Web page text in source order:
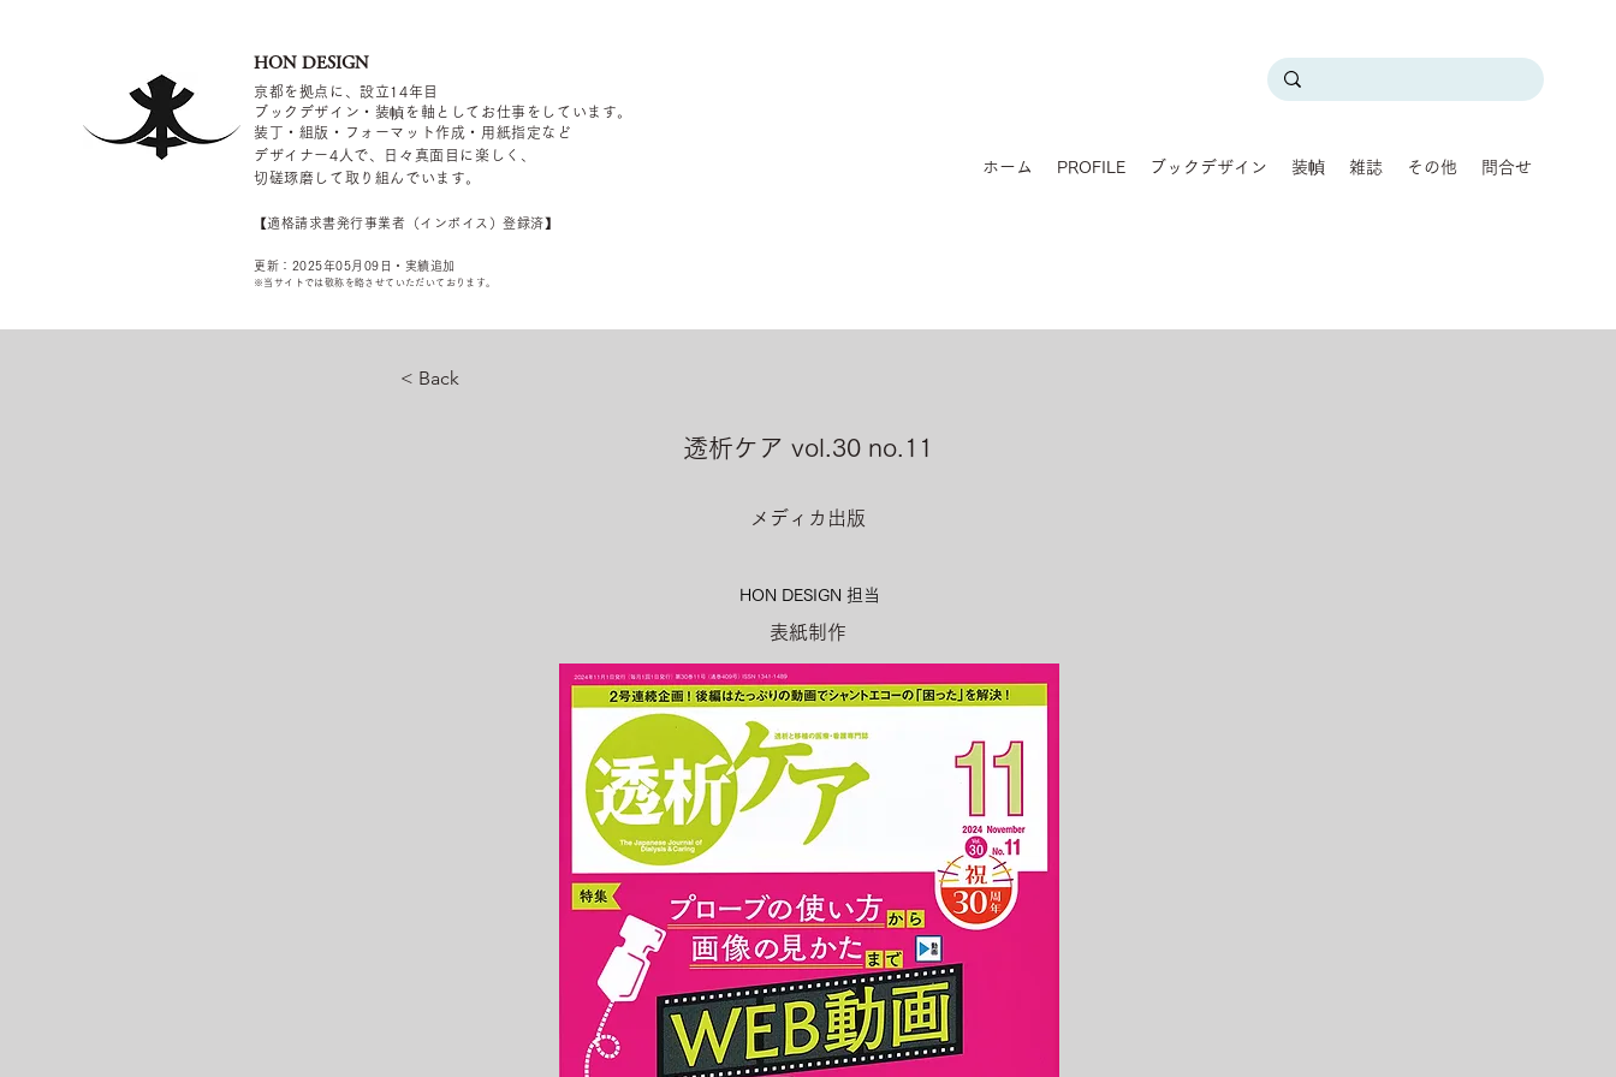
HON DESIGN
京都を拠点に、設立14年目
ブックデザイン・装幀を軸としてお仕事をしています。
装丁・組版・フォーマット作成・用紙指定など
デザイナー4 人で、日々真面目に楽しく、
切磋琢磨して取り組んでいます。
​【適格請求書発行事業者（インボイス）登録済】
更新：2025年05 月09 日・実績追加
​※当サイトでは敬称を 略させていただいております。
ホーム PROFILE ブックデザイン 装幀 雑誌 その他 問合せ
< Back
透析ケア vol.30 no.11
メディカ出版
HON DESIGN​ 担当
表紙制作